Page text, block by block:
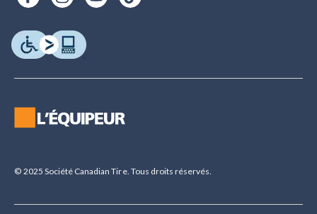
© 2025 Société Canadian Tire. Tous droits réservés.